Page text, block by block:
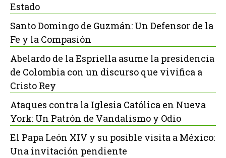
Estado
Santo Domingo de Guzmán: Un Defensor de la
Fe y la Compasión
Abelardo de la Espriella asume la presidencia
de Colombia con un discurso que vivifica a
Cristo Rey
Ataques contra la Iglesia Católica en Nueva
York: Un Patrón de Vandalismo y Odio
El Papa León XIV y su posible visita a México:
Una invitación pendiente